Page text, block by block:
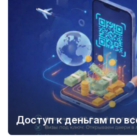
Доступ к деньгам по